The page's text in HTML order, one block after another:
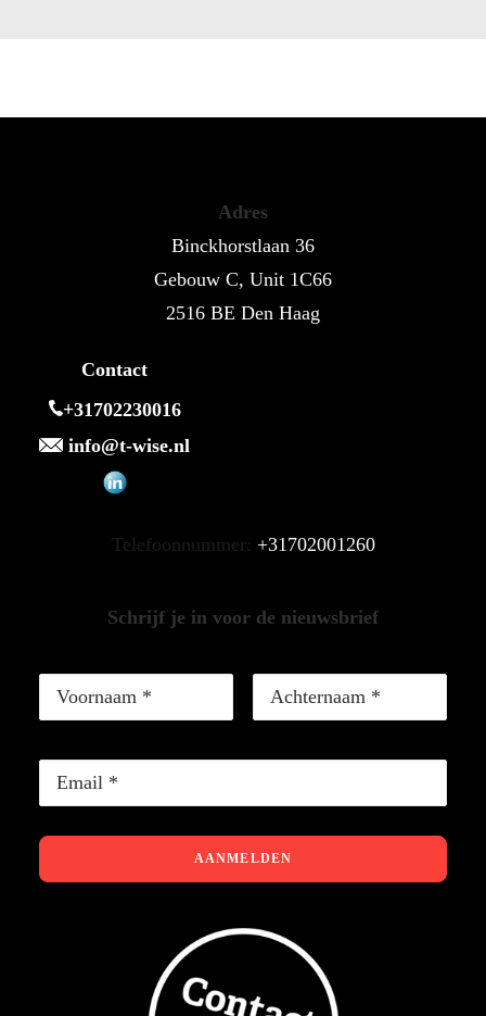
Adres
Binckhorstlaan 36
Gebouw C, Unit 1C66
2516 BE Den Haag
Contact
+31702230016
info@t-wise.nl
Telefoonnummer: +31702001260
Schrijf je in voor de nieuwsbrief